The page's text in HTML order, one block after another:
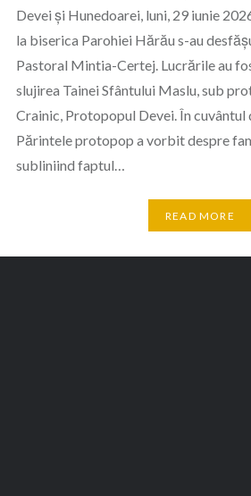
Devei și Hunedoarei, luni, 29 iunie
la biserica Parohiei Hărău s-au
Pastoral Mintia-Certej. Lucrările au
slujirea Tainei Sfântului Maslu, sub
Crainic, Protopopul Devei. În cuvântul
Părintele protopop a vorbit despre
subliniind faptul…
READ MORE